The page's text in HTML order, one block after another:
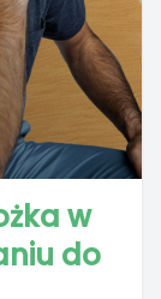
w
do